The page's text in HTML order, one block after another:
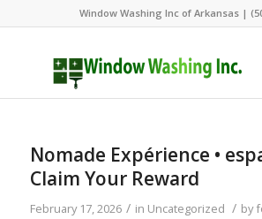
Window Washing Inc of Arkansas |
Nomade Expérience •
Claim Your Reward
February 17, 2026 / in Uncategorized / by